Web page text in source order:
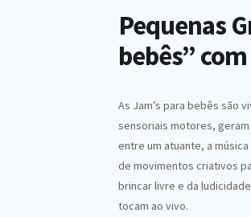
Pequenas
bebês”
As Jam’s para bebês são
sensoriais motores,
entre um atuante, a
de movimentos criativos
brincar livre e da
tocam ao vivo.